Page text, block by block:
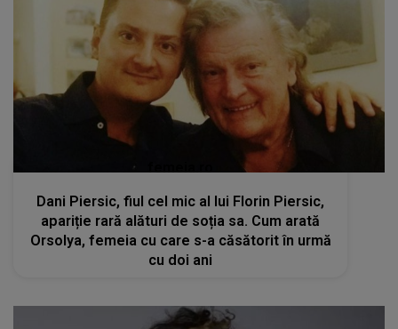
Dani Piersic, fiul cel mic al lui Florin Piersic,
apariție rară alături de soția sa. Cum arată
Orsolya, femeia cu care s-a căsătorit în urmă
cu doi ani